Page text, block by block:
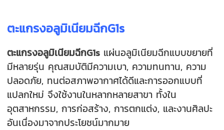
ตะแกรงอลูมิเนียมฉีกG1s
ตะแกรงอลูมิเนียมฉีกG1s แผ่นอลูมิเนียมฉีกแบบขยายที่
มีหลายรุ่น คุณสมบัติมีความเบา, ความทนทาน, ความ
ปลอดภัย, ทนต่อสภาพอากาศได้ดีและการออกแบบที่
แปลกใหม่ จึงใช้งานในหลากหลายสาขา ทั้งใน
อุตสาหกรรม, การก่อสร้าง, การตกแต่ง, และงานศิลปะ
อันเนื่องมาจากประโยชน์มากมาย